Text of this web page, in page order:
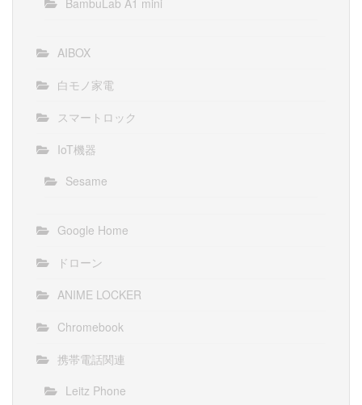
BambuLab A1 mini
AIBOX
白モノ家電
スマートロック
IoT機器
Sesame
Google Home
ドローン
ANIME LOCKER
Chromebook
携帯電話関連
Leitz Phone